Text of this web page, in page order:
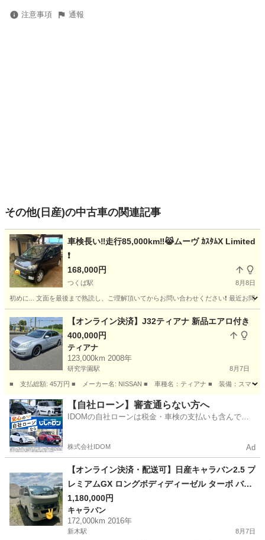
注意事項 通報
その他(日産)の中古車の関連記事
車検長い‼️走行85,000km‼️😹ムーヴ ｶｽﾀﾑX Limited
❗️
168,000円
つくば駅 8月8日
初めに... 文面を最後まで熟読し、ご理解頂いてからお問い合わせください❗️ 最近お
茨城 つくば市 つくば駅 日産
【オンライン決済】J32ティアナ 新品エアロ付き
400,000円
ティアナ
123,000km 2008年
研究学園駅 8月7日
■ 支払総額: 45万円 ■ メーカー名: NISSAN ■ 車種名：ティアナ ■ 装備：スマー
茨城 つくば市 研究学園駅 ティアナ
【自社ローン】審査通らない方へ
IDOMの自社ローンは税金・車検の支払いも含んでい
株式会社IDOM Ad
【オンライン決済・配送可】日産キャラバン2.5 プ
レミアムGX ロングボディディーゼル ターボ バッ
クカメラ
1,180,000円
キャラバン
172,000km 2016年
新木駅 8月7日